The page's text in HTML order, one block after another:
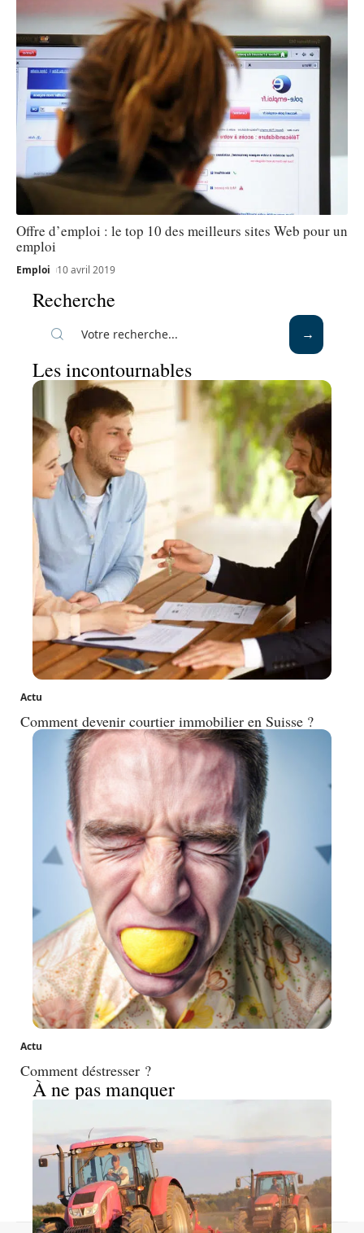
Offre d’emploi : le top 10 des meilleurs sites Web pour un
emploi
Emploi 10 avril 2019
Recherche
Les incontournables
Actu
Comment devenir courtier immobilier en Suisse ?
Actu
Comment déstresser ?
À ne pas manquer